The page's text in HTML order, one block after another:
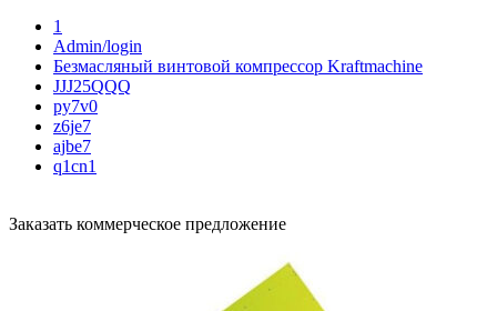
1
Admin/login
Безмасляный винтовой компрессор Kraftmaсhine
JJJ25QQQ
py7v0
z6je7
ajbe7
q1cn1
Заказать коммерческое предложение